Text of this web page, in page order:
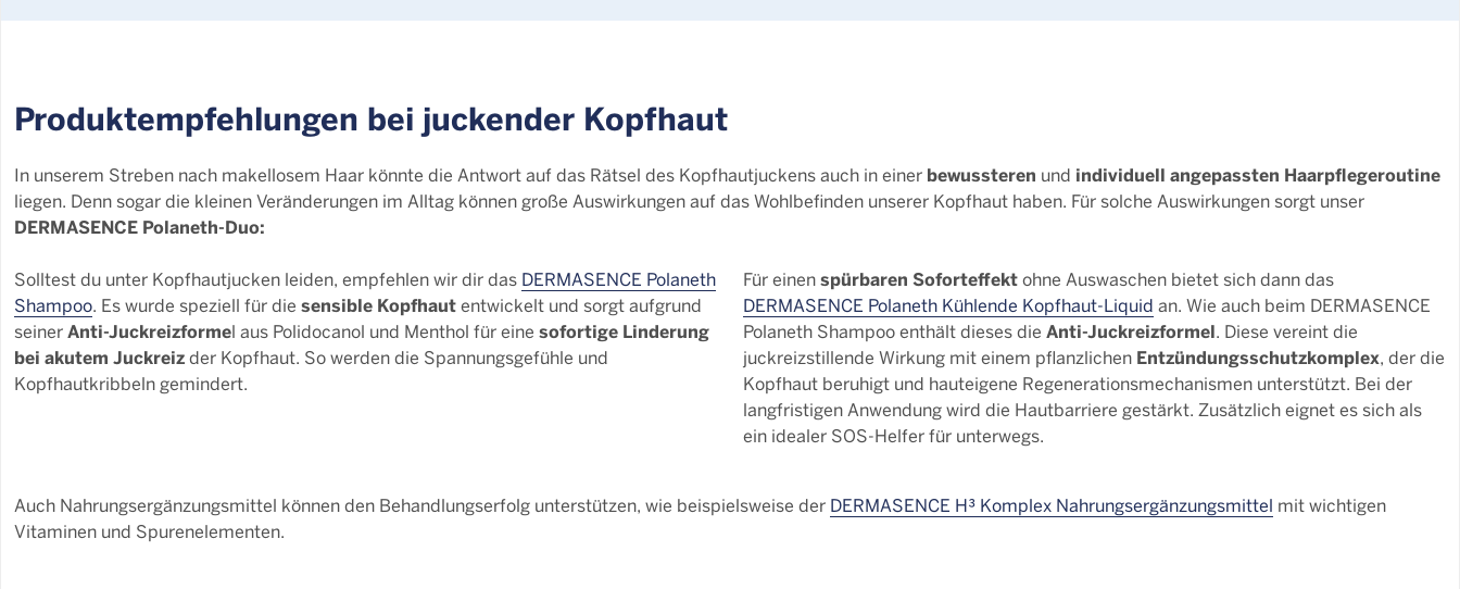
Produktempfehlungen bei juckender Kopfhaut
In unserem Streben nach makellosem Haar könnte die Antwort auf das Rätsel des Kopfhautjuckens auch in einer bewussteren und individuell angepassten Haarpflegeroutine
liegen. Denn sogar die kleinen Veränderungen im Alltag können große Auswirkungen auf das Wohlbefinden unserer Kopfhaut haben. Für solche Auswirkungen sorgt unser
DERMASENCE Polaneth-Duo:
Solltest du unter Kopfhautjucken leiden, empfehlen wir dir das DERMASENCE Polaneth
Shampoo. Es wurde speziell für die sensible Kopfhautentwickelt und sorgt aufgrund
seinerAnti-Juckreizformel aus Polidocanol und Menthol für eine sofortige Linderung
bei akutem Juckreizder Kopfhaut. So werden die Spannungsgefühle und
Kopfhautkribbeln gemindert.
Für einenspürbaren Soforteffektohne Auswaschen bietet sich dann das
DERMASENCE Polaneth Kühlende Kopfhaut-Liquid an. Wie auch beim DERMASENCE
Polaneth Shampoo enthält dieses die Anti-Juckreizformel. Diese vereint die
juckreizstillende Wirkung mit einem pflanzlichen Entzündungsschutzkomplex, der die
Kopfhaut beruhigt und hauteigene Regenerationsmechanismen unterstützt. Bei der
langfristigen Anwendung wird die Hautbarriere gestärkt. Zusätzlich eignet es sich als
ein idealer SOS-Helfer für unterwegs.
Auch Nahrungsergänzungsmittel können den Behandlungserfolg unterstützen, wie beispielsweise der DERMASENCE H³ Komplex Nahrungsergänzungsmittel mit wichtigen
Vitaminen und Spurenelementen.